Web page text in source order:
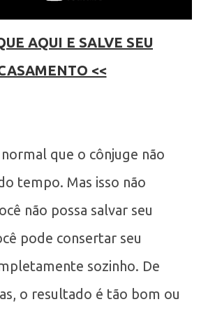
AQUI E SALVE SEU
<<
que o cônjuge não
tempo. Mas isso não
não possa salvar seu
pode consertar seu
sozinho. De
o resultado é tão bom ou